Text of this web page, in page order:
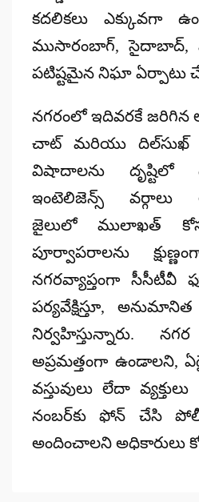
కదలికలు ఎక్కువగా
ముసారంబాగ్‌, సైదాబాద్‌,
పటిష్టమైన నిఘా ఏర్పాటు
నగరంలో ఇదివరకే జరిగిన
చాట్ మరియు దిల్‌సుఖ్
విషాదాలను దృష్టిలో
ఇంటెలిజెన్స్ వర్గాలు
జైలులో ములాఖత్
పూర్వాపరాలను
నగరవ్యాప్తంగా సీసీటీవీ
పర్యవేక్షిస్తూ,
నిర్వహిస్తున్నారు.
అప్రమత్తంగా ఉండాలని,
వస్తువులు లేదా
నంబర్‌కు ఫోన్ చేసి
అందించాలని అధికారులు